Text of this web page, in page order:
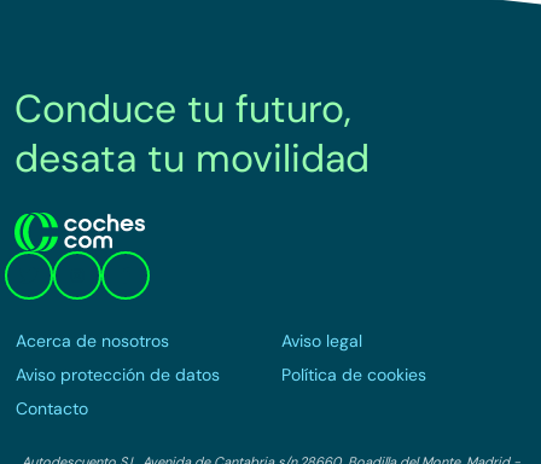
Conduce tu futuro,
desata tu movilidad
Acerca de nosotros
Aviso legal
Aviso protección de datos
Política de cookies
Contacto